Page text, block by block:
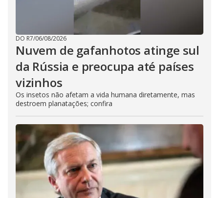
DO R7/06/08/2026
Nuvem de gafanhotos atinge sul
da Rússia e preocupa até países
vizinhos
Os insetos não afetam a vida humana diretamente, mas
destroem planatações; confira